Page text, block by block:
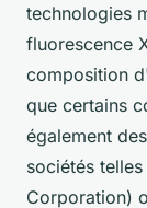
technologies
fluorescence
composition
que certains
également
sociétés
Corporation)